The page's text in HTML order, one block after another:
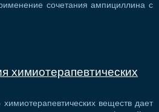
сочетания ампициллина с
химиотерапевтических
веществ дает